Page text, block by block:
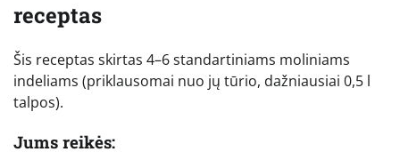
receptas
Šis receptas skirtas 4–6 standartiniams moliniams
indeliams (priklausomai nuo jų tūrio, dažniausiai 0,5 l
talpos).
Jums reikės: